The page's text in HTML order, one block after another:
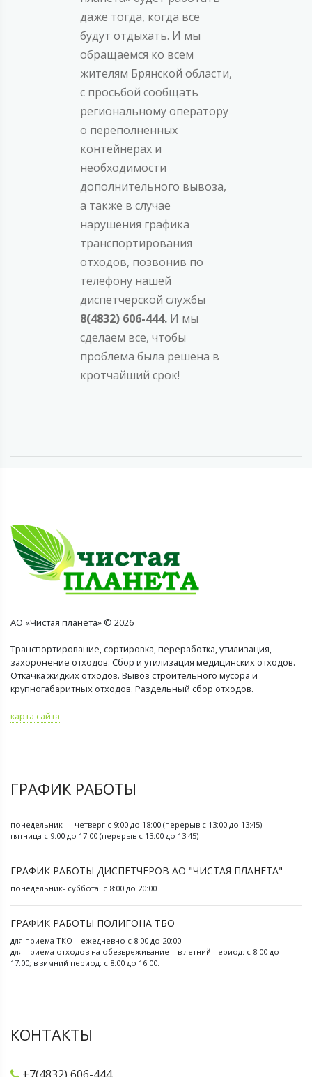
даже тогда, когда все
будут отдыхать. И мы
обращаемся ко всем
жителям Брянской области,
с просьбой сообщать
региональному оператору
о переполненных
контейнерах и
необходимости
дополнительного вывоза,
а также в случае
нарушения графика
транспортирования
отходов, позвонив по
телефону нашей
диспетчерской службы
8(4832) 606-444. И мы
сделаем все, чтобы
проблема была решена в
кротчайший срок!
АО «Чистая планета» © 2026
Транспортирование, сортировка, переработка, утилизация,
захоронение отходов. Сбор и утилизация медицинских отходов.
Откачка жидких отходов. Вывоз строительного мусора и
крупногабаритных отходов. Раздельный сбор отходов.
карта сайта
ГРАФИК РАБОТЫ
понедельник — четверг с 9:00 до 18:00 (перерыв с 13:00 до 13:45)
пятница с 9:00 до 17:00 (перерыв с 13:00 до 13:45)
ГРАФИК РАБОТЫ ДИСПЕТЧЕРОВ АО "ЧИСТАЯ ПЛАНЕТА"
понедельник- суббота: с 8:00 до 20:00
ГРАФИК РАБОТЫ ПОЛИГОНА ТБО
для приема ТКО – ежедневно с 8:00 до 20:00
для приема отходов на обезвреживание – в летний период: с 8:00 до
17:00; в зимний период: с 8:00 до 16.00.
КОНТАКТЫ